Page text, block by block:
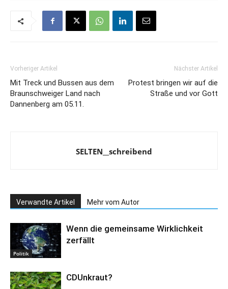
Vorheriger Artikel
Mit Treck und Bussen aus dem
Braunschweiger Land nach
Dannenberg am 05.11.
Nächster Artikel
Protest bringen wir auf die
Straße und vor Gott
SELTEN__schreibend
Verwandte Artikel Mehr vom Autor
Politik
Wenn die gemeinsame Wirklichkeit
zerfällt
CDUnkraut?